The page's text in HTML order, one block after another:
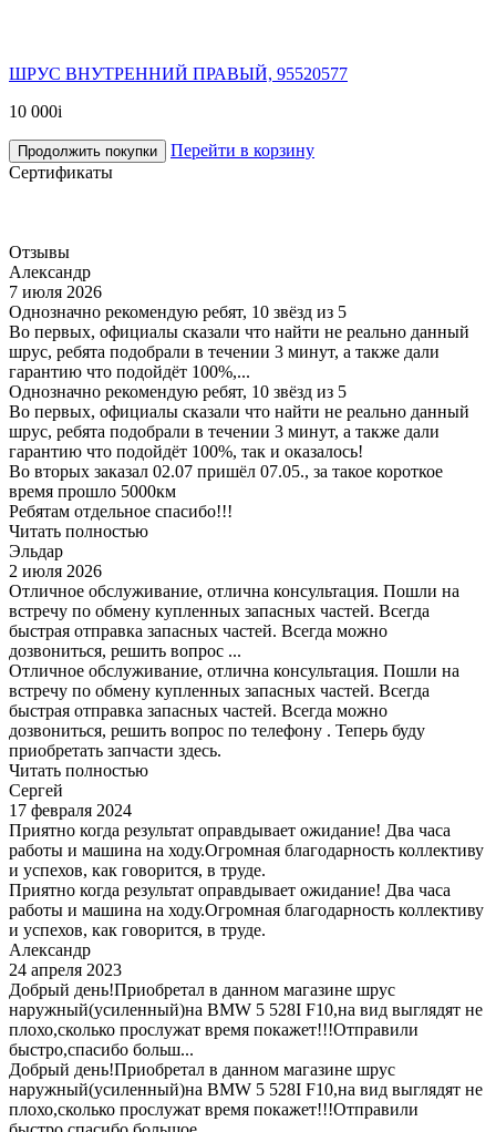
ШРУС ВНУТРЕННИЙ ПРАВЫЙ, 95520577
10 000i
Продолжить покупки
Перейти в корзину
Сертификаты
Отзывы
Александр
7 июля 2026
Однозначно рекомендую ребят, 10 звёзд из 5
Во первых, официалы сказали что найти не реально данный
шрус, ребята подобрали в течении 3 минут, а также дали
гарантию что подойдёт 100%,...
Однозначно рекомендую ребят, 10 звёзд из 5
Во первых, официалы сказали что найти не реально данный
шрус, ребята подобрали в течении 3 минут, а также дали
гарантию что подойдёт 100%, так и оказалось!
Во вторых заказал 02.07 пришёл 07.05., за такое короткое
время прошло 5000км
Ребятам отдельное спасибо!!!
Читать полностью
Эльдар
2 июля 2026
Отличное обслуживание, отлична консультация. Пошли на
встречу по обмену купленных запасных частей. Всегда
быстрая отправка запасных частей. Всегда можно
дозвониться, решить вопрос ...
Отличное обслуживание, отлична консультация. Пошли на
встречу по обмену купленных запасных частей. Всегда
быстрая отправка запасных частей. Всегда можно
дозвониться, решить вопрос по телефону . Теперь буду
приобретать запчасти здесь.
Читать полностью
Сергей
17 февраля 2024
Приятно когда результат оправдывает ожидание! Два часа
работы и машина на ходу.Огромная благодарность коллективу
и успехов, как говорится, в труде.
Приятно когда результат оправдывает ожидание! Два часа
работы и машина на ходу.Огромная благодарность коллективу
и успехов, как говорится, в труде.
Александр
24 апреля 2023
Добрый день!Приобретал в данном магазине шрус
наружный(усиленный)на BMW 5 528I F10,на вид выглядят не
плохо,сколько прослужат время покажет!!!Отправили
быстро,спасибо больш...
Добрый день!Приобретал в данном магазине шрус
наружный(усиленный)на BMW 5 528I F10,на вид выглядят не
плохо,сколько прослужат время покажет!!!Отправили